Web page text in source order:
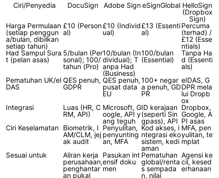
Ciri/Penyedia DocuSign Adobe Sign eSignGlobal HelloSign
(Dropbox
Sign)
Harga Permulaan
(setiap penggun
a/bulan, dibilkan
setiap tahun)
£10 (Person
al)
£10 (Individ
ual)
£13 (Essenti
al)
Percuma
(terhad) /
£12 (Esse
ntials)
Had Sampul Sura
t (pelan asas)
5/bulan (Per
sonal); 100/
tahun (Pro)
10/bulan (In
dividual); T
anpa Had
(Business)
100/bulan
(Essential)
Tanpa Ha
d (Essenti
als)
Pematuhan UK/eI
DAS
QES penuh,
GDPR
QES penuh,
pusat data
EU
100+ negar
a penuh, GD
PR
eIDAS, G
DPR mela
lui Dropb
ox
Integrasi
Luas (HR, C
RM, API)
Microsoft, G
oogle, API y
ang teguh
ID kerajaan
(seperti Sin
gpass), API
Dropbox,
Google, A
PI asas
Ciri Keselamatan Biometrik, I
AM/CLM, jej
ak audit
Penyulitan,
penyunting
an, MFA
Kod akses, i
ntegrasi eko
sistem, kedi
aman
MFA, pen
yulitan, te
mplat
Sesuai untuk
Aliran kerja
perusahaan,
penghantar
an pukal
Pasukan int
ensif doku
men
Pematuhan
global/renta
s sempada
n, nilai
Agensi ke
cil, kesed
erhanaan